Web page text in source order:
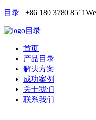
目录 +86 180 3780 8511
目录
首页
产品目录
解决方案
成功案例
关于我们
联系我们